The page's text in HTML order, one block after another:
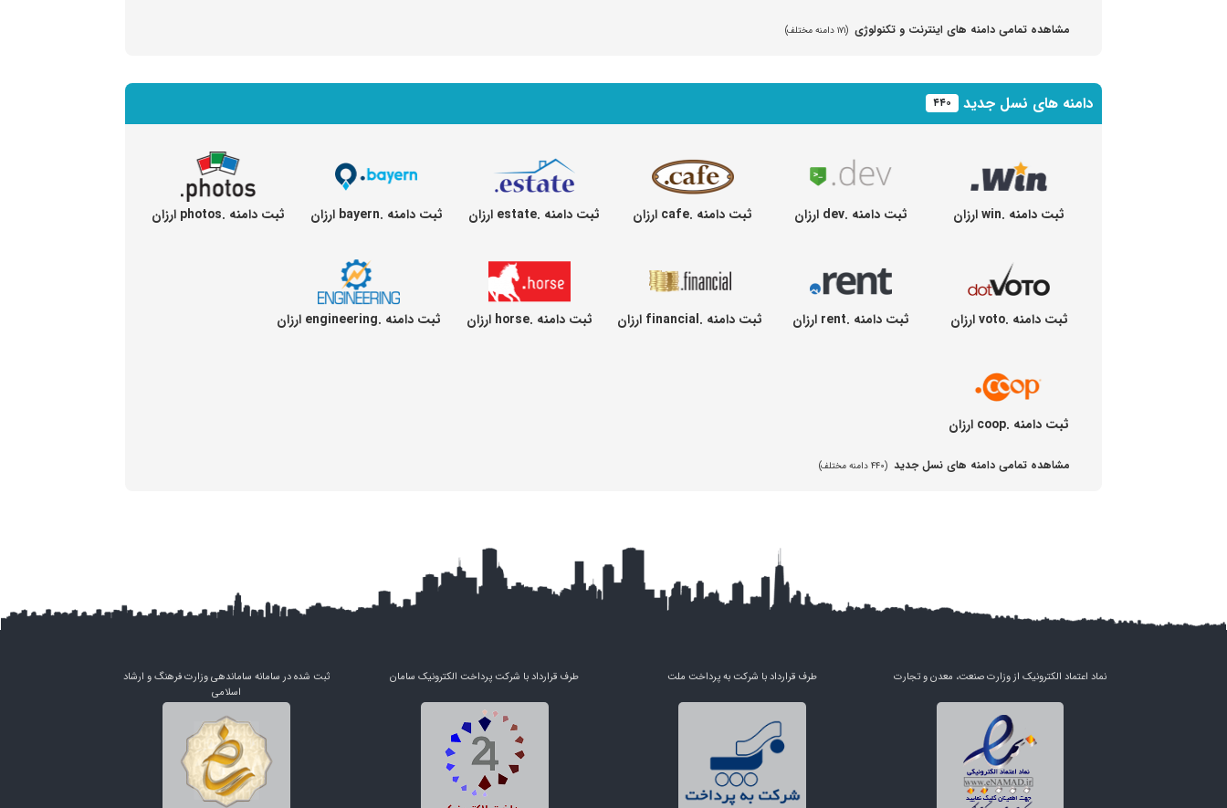
مشاهده تمامی دامنه های اینترنت و تکنولوژی (۱۷۱ دامنه مختلف)
دامنه های نسل جدید ۴۴۰
ثبت دامنه .win ارزان ثبت دامنه .dev ارزان ثبت دامنه .cafe ارزان ثبت دامنه .estate ارزان ثبت دامنه .bayern ارزان ثبت دامنه .photos ارزان
ثبت دامنه .voto ارزان ثبت دامنه .rent ارزان ثبت دامنه .financial ارزان ثبت دامنه .horse ارزان ثبت دامنه .engineering ارزان
ثبت دامنه .coop ارزان
مشاهده تمامی دامنه های نسل جدید (۴۴۰ دامنه مختلف)
نماد اعتماد الکترونیک از وزارت صنعت، معدن و تجارت طرف قرارداد با شرکت به پرداخت ملت طرف قرارداد با شرکت پرداخت الکترونیک سامان
ثبت شده در سامانه ساماندهی وزارت فرهنگ و ارشاد
اسلامی